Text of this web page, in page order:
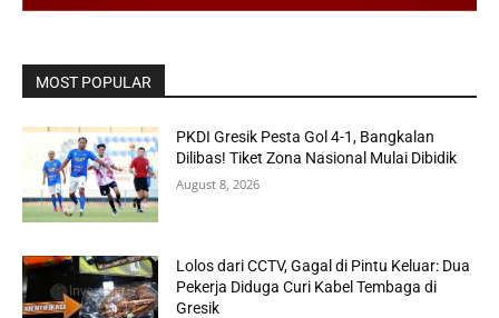
MOST POPULAR
PKDI Gresik Pesta Gol 4-1, Bangkalan
Dilibas! Tiket Zona Nasional Mulai Dibidik
August 8, 2026
Lolos dari CCTV, Gagal di Pintu Keluar: Dua
Pekerja Diduga Curi Kabel Tembaga di
Gresik